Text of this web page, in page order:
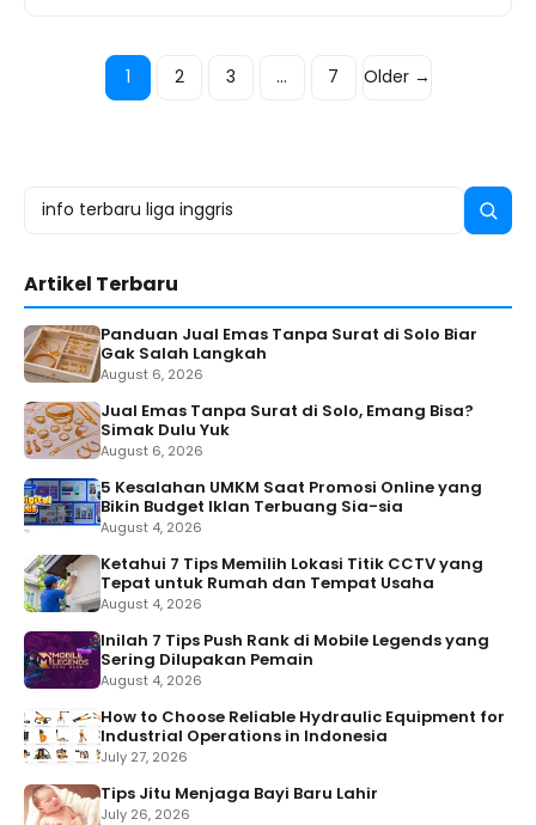
Posts
1 2 3 … 7 Older →
Search
Search
Artikel Terbaru
Panduan Jual Emas Tanpa Surat di Solo Biar
Gak Salah Langkah
August 6, 2026
Jual Emas Tanpa Surat di Solo, Emang Bisa?
Simak Dulu Yuk
August 6, 2026
5 Kesalahan UMKM Saat Promosi Online yang
Bikin Budget Iklan Terbuang Sia-sia
August 4, 2026
Ketahui 7 Tips Memilih Lokasi Titik CCTV yang
Tepat untuk Rumah dan Tempat Usaha
August 4, 2026
Inilah 7 Tips Push Rank di Mobile Legends yang
Sering Dilupakan Pemain
August 4, 2026
How to Choose Reliable Hydraulic Equipment for
Industrial Operations in Indonesia
July 27, 2026
Tips Jitu Menjaga Bayi Baru Lahir
July 26, 2026